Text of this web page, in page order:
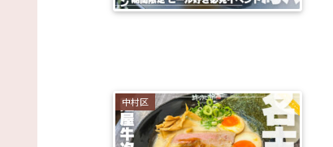
中村区